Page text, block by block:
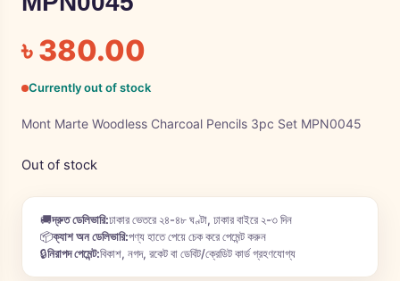
৳380.00
Currently out of stock
Mont Marte Woodless Charcoal Pencils 3pc Set MPN0045
Out of stock
🚚দ্রুত ডেলিভারি:ঢাকার ভেতরে ২৪-৪৮ ঘণ্টা, ঢাকার বাইরে ২-৩ দিন
📦ক্যাশ অন ডেলিভারি:পণ্য হাতে পেয়ে চেক করে পেমেন্ট করুন
🔒নিরাপদ পেমেন্ট:বিকাশ, নগদ, রকেট বা ডেবিট/ক্রেডিট কার্ড গ্রহণযোগ্য